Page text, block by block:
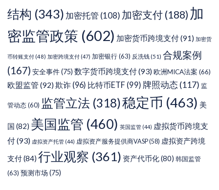
结构 (343) 加密托管 (108) 加密支付 (188) 加
密监管政策 (602) 加密货币跨境支付(91) 加密货
币转账支付 (48) 加密跨境支付 (47) 加密银行(63) 反洗钱(51) 合规案例
(167) 安全事件(75) 数字货币跨境支付(93)欧洲MICA法案 (66)
欧盟监管 (92)欺诈 (96) 比特币ETF (99) 牌照动态 (117) 监
管动态(60) 监管立法 (318)稳定币 (463) 美
国 (82) 美国监管 (460) 英国监管 (44) 虚拟货币跨境支
付(93) 虚拟资产托管 (44) 虚拟资产服务提供商VASP(58) 虚拟资产跨境
支付(84) 行业观察 (361) 资产代币化(80) 韩国监管
(63) 预测市场 (75)